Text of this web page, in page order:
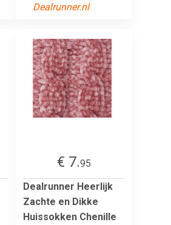
Dealrunner.nl
€ 7.95
Dealrunner Heerlijk
Zachte en Dikke
Huissokken Chenille